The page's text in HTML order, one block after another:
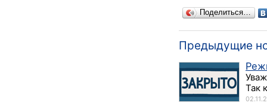
Поделиться…
Предыдущие
Так